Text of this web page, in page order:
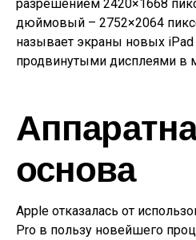
разрешением 2420×1668
дюймовый – 2752×2064
называет экраны новых
продвинутыми дисплеями в
основа
Apple отказалась от
Pro в пользу новейшего